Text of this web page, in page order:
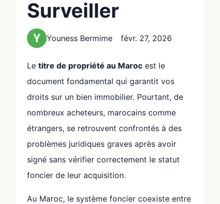
Surveiller
Youness Bermime févr. 27, 2026
Le titre de propriété au Maroc est le
document fondamental qui garantit vos
droits sur un bien immobilier. Pourtant, de
nombreux acheteurs, marocains comme
étrangers, se retrouvent confrontés à des
problèmes juridiques graves après avoir
signé sans vérifier correctement le statut
foncier de leur acquisition.
Au Maroc, le système foncier coexiste entre